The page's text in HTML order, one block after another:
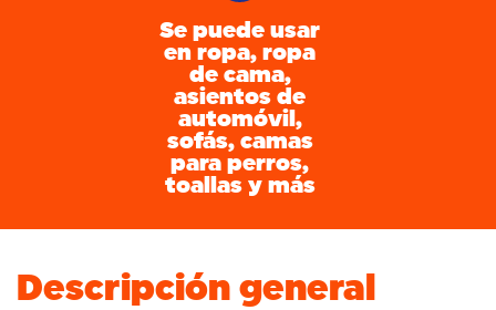
Se puede usar
en ropa, ropa
de cama,
asientos de
automóvil,
sofás, camas
para perros,
toallas y más
Descripción general